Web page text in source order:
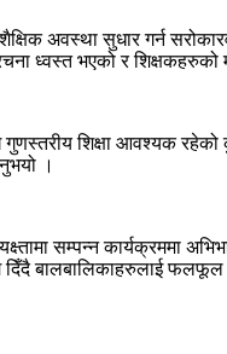
शैक्षिक अवस्था सुधार गर्न
ध्वस्त भएको र
गुणस्तरीय शिक्षा आवश्यक
।
सम्पन्न कार्यक्रममा
बालबालिकाहरुलाई फलफूल